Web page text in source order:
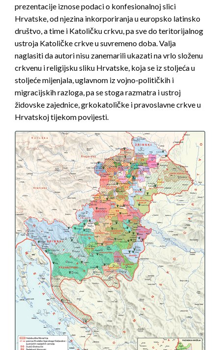
prezentacije iznose podaci o konfesionalnoj slici
Hrvatske, od njezina inkorporiranja u europsko latinsko
društvo, a time i Katoličku crkvu, pa sve do teritorijalnog
ustroja Katoličke crkve u suvremeno doba. Valja
naglasiti da autori nisu zanemarili ukazati na vrlo složenu
crkvenu i religijsku sliku Hrvatske, koja se iz stoljeća u
stoljeće mijenjala, uglavnom iz vojno-političkih i
migracijskih razloga, pa se stoga razmatra i ustroj
židovske zajednice, grkokatoličke i pravoslavne crkve u
Hrvatskoj tijekom povijesti.